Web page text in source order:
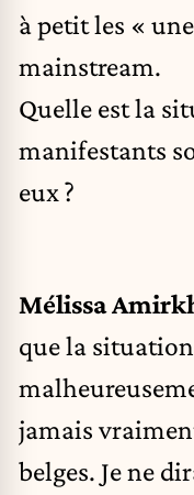
à petit les «
mainstream.
Quelle est la
manifestants
eux ?
Mélissa
que la
jamais
belges. Je ne